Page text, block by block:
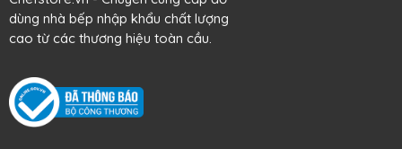
dùng nhà bếp nhập khẩu chất lượng
cao từ các thương hiệu toàn cầu.